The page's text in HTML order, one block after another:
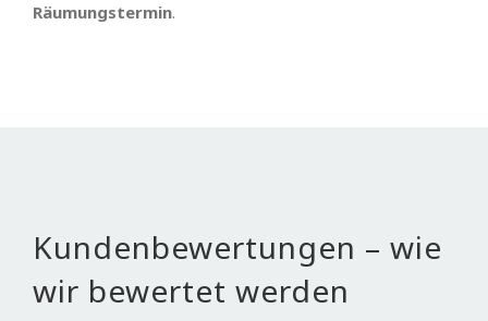
Räumungstermin.
Kundenbewertungen – wie
wir bewertet werden